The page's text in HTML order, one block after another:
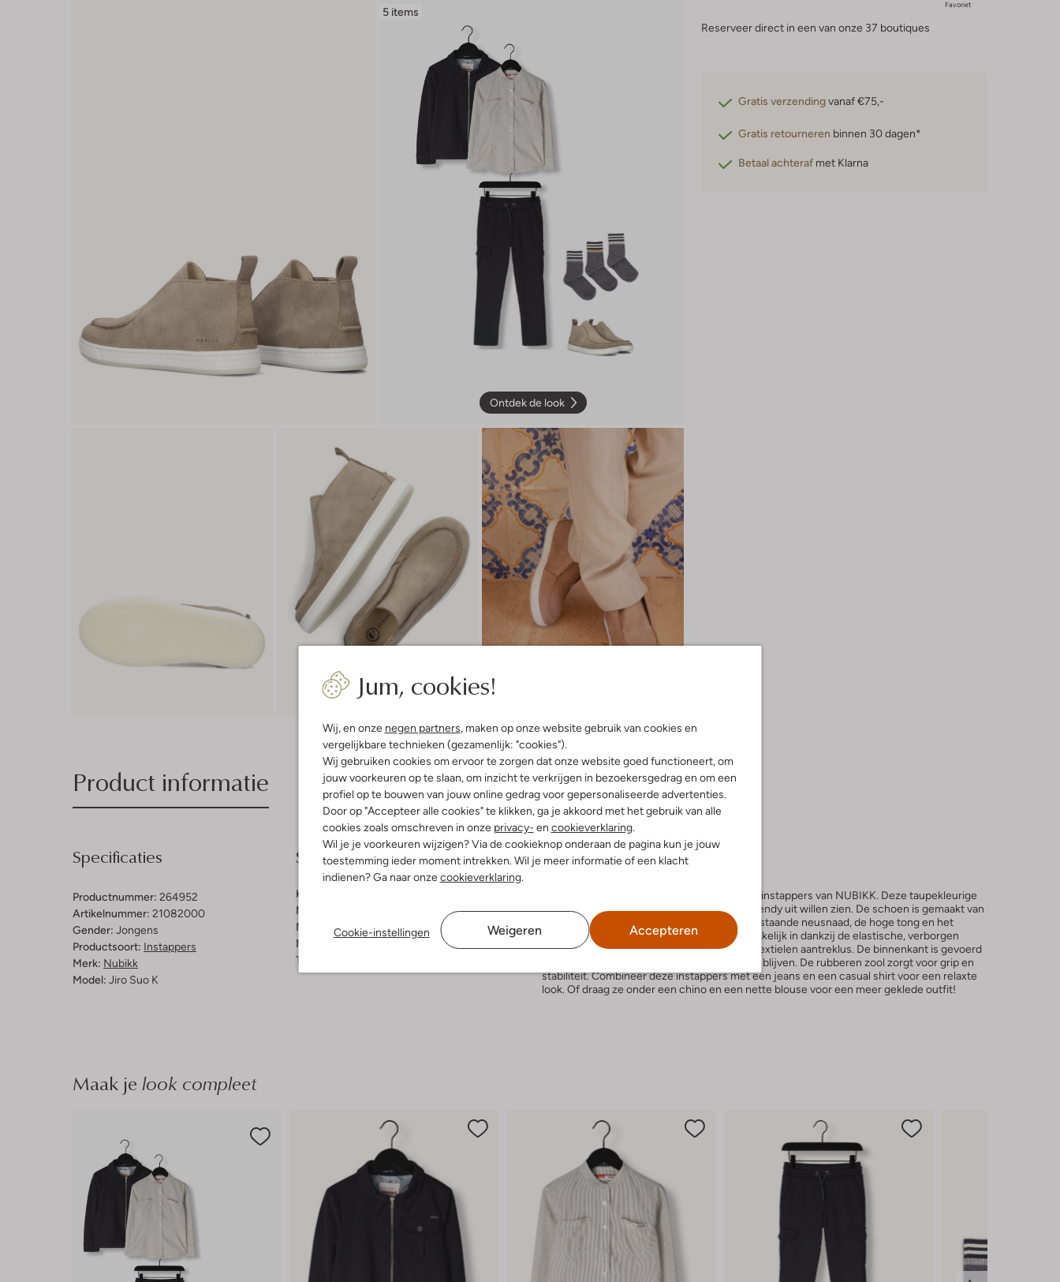
Jum, cookies!
Wij, en onze negen partners, maken op onze website gebruik van cookies en
vergelijkbare technieken (gezamenlijk: "cookies").
Wij gebruiken cookies om ervoor te zorgen dat onze website goed functioneert, om
jouw voorkeuren op te slaan, om inzicht te verkrijgen in bezoekersgedrag en om een
profiel op te bouwen van jouw online gedrag voor gepersonaliseerde advertenties.
Door op "Accepteer alle cookies" te klikken, ga je akkoord met het gebruik van alle
cookies zoals omschreven in onze privacy- en cookieverklaring.
Wil je je voorkeuren wijzigen? Via de cookieknop onderaan de pagina kun je jouw
toestemming ieder moment intrekken. Wil je meer informatie of een klacht
indienen? Ga naar onzecookieverklaring.
Cookie-instellingen Weigeren Accepteren
5 items
Ontdek de look
Favoriet
Reserveer direct in een van onze 37 boutiques
Gratis verzendingvanaf €75,-
Gratis retourneren binnen 30 dagen*
Betaal achteraf met Klarna
Product informatie Bezorgen & retourneren
Specificaties
Productnummer: 264952
Artikelnummer: 21082000
Gender: Jongens
Productsoort: Instappers
Merk: Nubikk
Model: Jiro Suo K
Samenstelling & Pasvorm
Kleur:
Materiaal buitenkant:
Materiaal binnenkant:Leer
Materiaal zool:
Type neus:
Omschrijving
Stap stijlvol de dag door met de JIRO SUO K instappers van NUBIKK. Deze taupekleurige
schoenen zijn perfect voor jongens die er trendy uit willen zien. De schoen is gemaakt van
suède en heeft toffe accenten, zoals een opstaande neusnaad, de hoge tong en het
subtiele logo op de zijkant. Je stapt er gemakkelijk in dankzij de elastische, verborgen
zijpanden bij de tong en met behulp van de textielen aantreklus. De binnenkant is gevoerd
met leer, waardoor je voeten de hele dag fris blijven. De rubberen zool zorgt voor grip en
stabiliteit. Combineer deze instappers met een jeans en een casual shirt voor een relaxte
look. Of draag ze onder een chino en een nette blouse voor een meer geklede outfit!
Maak je look compleet